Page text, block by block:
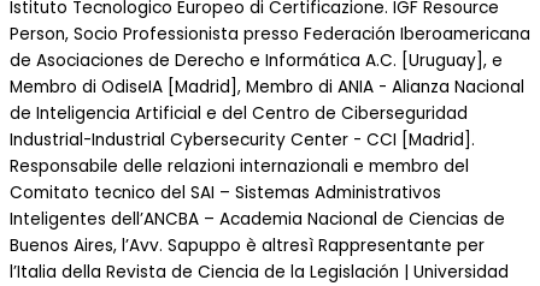
Istituto Tecnologico Europeo di Certificazione. IGF Resource
Person, Socio Professionista presso Federación Iberoamericana
de Asociaciones de Derecho e Informática A.C. [Uruguay], e
Membro di OdiseIA [Madrid], Membro di ANIA - Alianza Nacional
de Inteligencia Artificial e del Centro de Ciberseguridad
Industrial-Industrial Cybersecurity Center - CCI [Madrid].
Responsabile delle relazioni internazionali e membro del
Comitato tecnico del SAI – Sistemas Administrativos
Inteligentes dell’ANCBA – Academia Nacional de Ciencias de
Buenos Aires, l’Avv. Sapuppo è altresì Rappresentante per
l’Italia della Revista de Ciencia de la Legislación | Universidad